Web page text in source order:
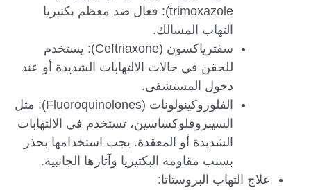
trimoxazole): فعال ضد معظم بكتيريا
التهاب المسالك.
سفترياكسون (Ceftriaxone): يستخدم
للحقن في حالات الالتهابات الشديدة أو عند
دخول المستشفى.
الفلوروكينولونات (Fluoroquinolones): مثل
السيبروفلوكساسين، تستخدم في الالتهابات
الشديدة أو المعقدة. يجب استخدامها بحذر
بسبب مقاومة البكتيريا وآثارها الجانبية.
علاج التهاب البروستاتا: